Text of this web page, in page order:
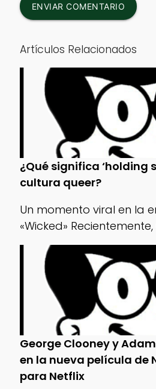
ENVIAR COMENTARIO
Artículos Relacionados
¿Qué significa ‘holding
cultura queer?
Un momento viral en la
«Wicked»
George Clooney y
en la nueva película de
para Netflix